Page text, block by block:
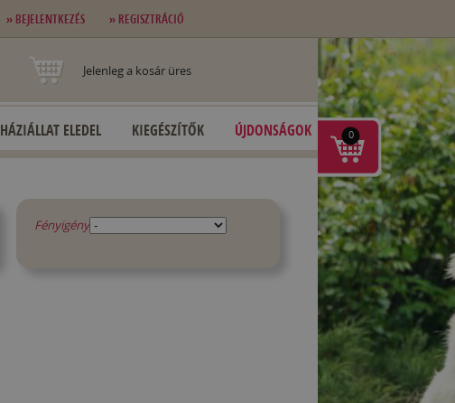
» BEJELENTKEZÉS » REGISZTRÁCIÓ
Jelenleg a kosár üres
HÁZIÁLLAT ELEDEL KIEGÉSZÍTŐK ÚJDONSÁGOK
Fényigény
0